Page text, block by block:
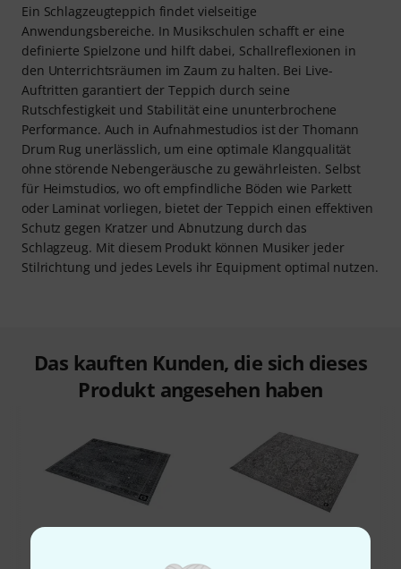
Ein Schlagzeugteppich findet vielseitige
Anwendungsbereiche. In Musikschulen schafft er eine
definierte Spielzone und hilft dabei, Schallreflexionen in
den Unterrichtsräumen im Zaum zu halten. Bei Live-
Auftritten garantiert der Teppich durch seine
Rutschfestigkeit und Stabilität eine ununterbrochene
Performance. Auch in Aufnahmestudios ist der Thomann
Drum Rug unerlässlich, um eine optimale Klangqualität
ohne störende Nebengeräusche zu gewährleisten. Selbst
für Heimstudios, wo oft empfindliche Böden wie Parkett
oder Laminat vorliegen, bietet der Teppich einen effektiven
Schutz gegen Kratzer und Abnutzung durch das
Schlagzeug. Mit diesem Produkt können Musiker jeder
Stilrichtung und jedes Levels ihr Equipment optimal nutzen.
Das kauften Kunden, die sich dieses
Produkt angesehen haben